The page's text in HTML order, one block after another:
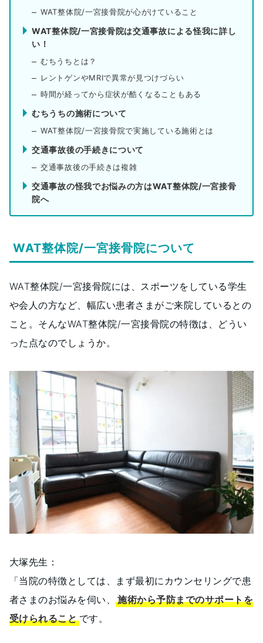
WAT整体院/一宮接骨院が心がけていること
WAT整体院/一宮接骨院は交通事故による怪我に詳し
い！
むちうちとは？
レントゲンやMRIで異常が見つけづらい
時間が経ってから症状が酷くなることもある
むちうちの施術について
WAT整体院/一宮接骨院で実施している施術とは
交通事故後の手続きについて
交通事故後の手続きは複雑
交通事故の怪我でお悩みの方はWAT整体院/一宮接骨
院へ
WAT整体院/一宮接骨院について
WAT整体院/一宮接骨院には、スポーツをしている学生
や会人の方など、幅広い患者さまがご来院しているとの
こと。そんなWAT整体院/一宮接骨院の特徴は、どうい
った点なのでしょうか。
大塚先生：
「当院の特徴としては、まず最初にカウンセリングで患
者さまのお悩みを伺い、施術から予防までのサポートを
受けられることです。